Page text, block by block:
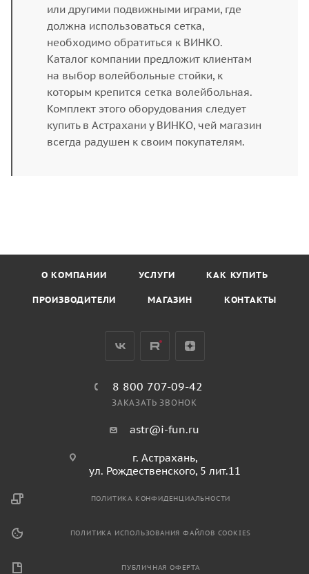
или другими подвижными играми, где
должна использоваться сетка,
необходимо обратиться к ВИНКО.
Каталог компании предложит клиентам
на выбор волейбольные стойки, к
которым крепится сетка волейбольная.
Комплект этого оборудования следует
купить в Астрахани у ВИНКО, чей магазин
всегда радушен к своим покупателям.
О КОМПАНИИ УСЛУГИ КАК КУПИТЬ
ПРОИЗВОДИТЕЛИ МАГАЗИН КОНТАКТЫ
8 800 707-09-42
ЗАКАЗАТЬ ЗВОНОК
astr@i-fun.ru
г. Астрахань,
ул. Рождественского, 5 лит.11
ПОЛИТИКА КОНФИДЕНЦИАЛЬНОСТИ
ПОЛИТИКА ИСПОЛЬЗОВАНИЯ ФАЙЛОВ COOKIES
ПУБЛИЧНАЯ ОФЕРТА